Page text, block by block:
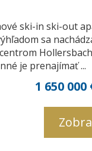
ski-in ski-out
sa
je prenajímať ...
1 650 000